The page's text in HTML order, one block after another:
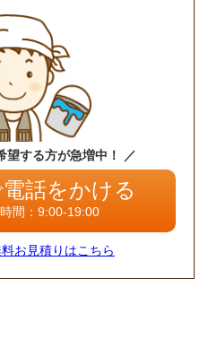
望する方が急増中！ ／
話をかける
間：9:00-19:00
お見積りはこちら